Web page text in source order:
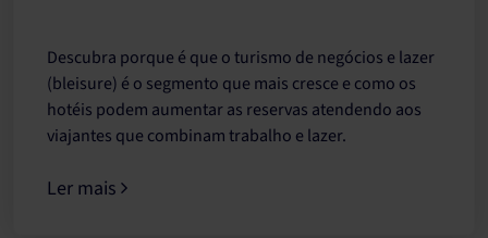
Descubra porque é que o turismo de negócios e lazer
(bleisure) é o segmento que mais cresce e como os
hotéis podem aumentar as reservas atendendo aos
viajantes que combinam trabalho e lazer.
Ler mais